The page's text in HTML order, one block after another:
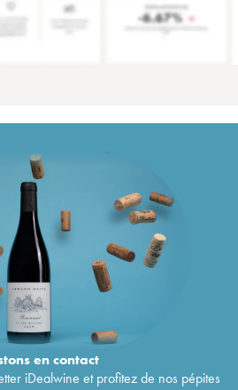
encontact
iDealwine et profitez de nos pépites